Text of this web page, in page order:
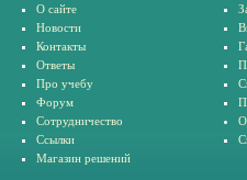
О сайте
Новости
Контакты
Ответы
Про учебу
Форум
Сотрудничество
Ссылки
Магазин решений